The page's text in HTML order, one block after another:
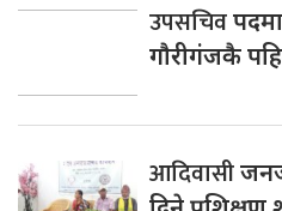
उपसचिव
गाैरीगंजकै
आदिवासी